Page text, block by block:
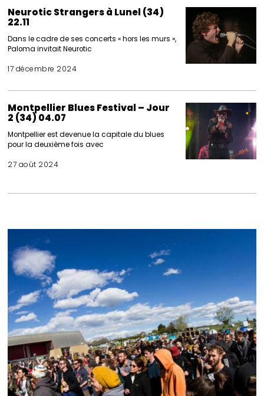
Neurotic Strangers à Lunel (34)
22.11
Dans le cadre de ses concerts « hors les murs »,
Paloma invitait Neurotic
17 décembre 2024
Montpellier Blues Festival – Jour
2 (34) 04.07
Montpellier est devenue la capitale du blues
pour la deuxième fois avec
27 août 2024